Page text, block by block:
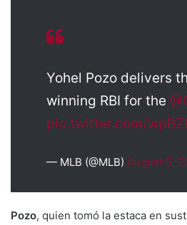
Yohel Pozo delivers
winning RBI for the
pic.twitter.com/
— MLB (@MLB) August 5,
Pozo, quien tomó la estaca en